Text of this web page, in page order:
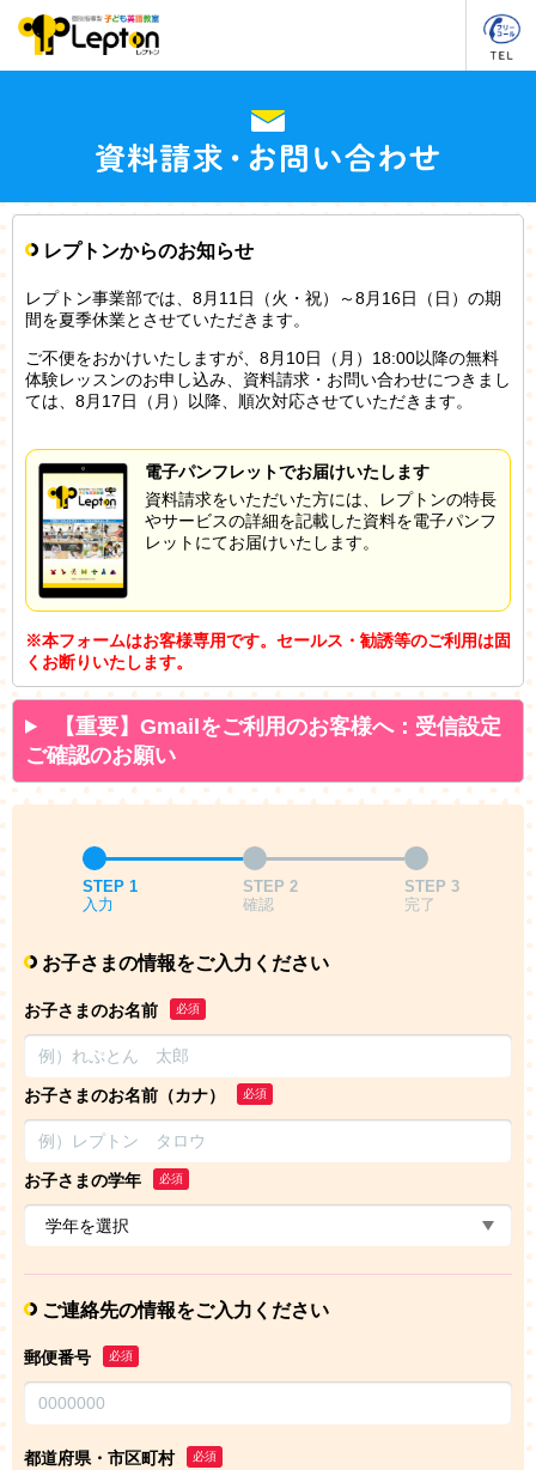
レプトンからのお知らせ
レプトン事業部では、8月11日（火・祝）～8月16日（日）の期
間を夏季休業とさせていただきます。
ご不便をおかけいたしますが、8月10日（月）18:00以降の無料
体験レッスンのお申し込み、資料請求・お問い合わせにつきまし
ては、8月17日（月）以降、順次対応させていただきます。
電子パンフレットでお届けいたします
資料請求をいただいた方には、レプトンの特長
やサービスの詳細を記載した資料を電子パンフ
レットにてお届けいたします。
※本フォームはお客様専用です。セールス・勧誘等のご利用は固
くお断りいたします。
【重要】Gmailをご利用のお客様へ：受信設定
ご確認のお願い
STEP 1
入力
STEP 2
確認
STEP 3
完了
お子さまの情報をご入力ください
お子さまのお名前 必須
お子さまのお名前（カナ） 必須
お子さまの学年 必須
ご連絡先の情報をご入力ください
郵便番号 必須
都道府県・市区町村 必須